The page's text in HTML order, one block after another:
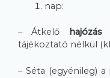
nap:
– Átkelő
tájékoztató nélkül
– Séta (egyénileg)